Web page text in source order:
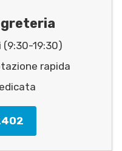
19:30)
rapida